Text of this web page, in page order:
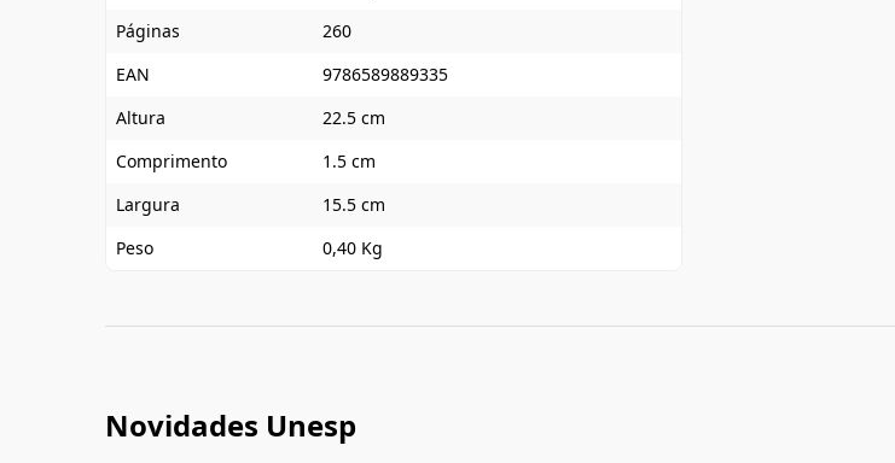
Páginas
260
EAN
9786589889335
Altura
22.5 cm
Comprimento
1.5 cm
Largura
15.5 cm
Peso
0,40 Kg
Novidades Unesp